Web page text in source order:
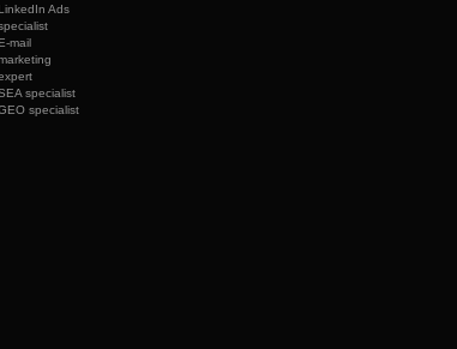
Ads
mail
specialist
specialist